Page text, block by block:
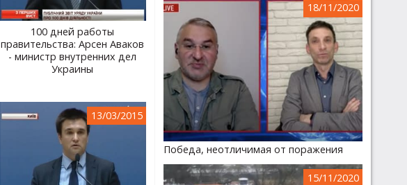
100 дней работы
правительства: Арсен Аваков
- министр внутренних дел
Украины
13/03/2015
18/11/2020
Победа, неотличимая от поражения
15/11/2020